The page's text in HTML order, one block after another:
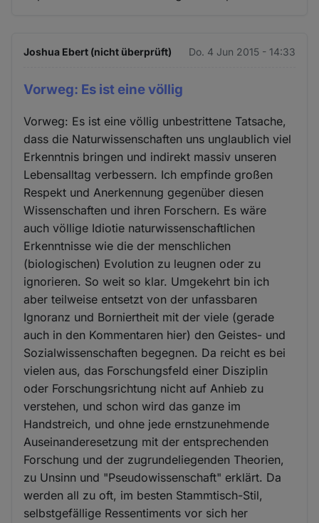
Joshua Ebert (nicht überprüft) Do. 4 Jun 2015 - 14:33
Vorweg: Es ist eine völlig
Vorweg: Es ist eine völlig unbestrittene Tatsache,
dass die Naturwissenschaften uns unglaublich viel
Erkenntnis bringen und indirekt massiv unseren
Lebensalltag verbessern. Ich empfinde großen
Respekt und Anerkennung gegenüber diesen
Wissenschaften und ihren Forschern. Es wäre
auch völlige Idiotie naturwissenschaftlichen
Erkenntnisse wie die der menschlichen
(biologischen) Evolution zu leugnen oder zu
ignorieren. So weit so klar. Umgekehrt bin ich
aber teilweise entsetzt von der unfassbaren
Ignoranz und Borniertheit mit der viele (gerade
auch in den Kommentaren hier) den Geistes- und
Sozialwissenschaften begegnen. Da reicht es bei
vielen aus, das Forschungsfeld einer Disziplin
oder Forschungsrichtung nicht auf Anhieb zu
verstehen, und schon wird das ganze im
Handstreich, und ohne jede ernstzunehmende
Auseinanderesetzung mit der entsprechenden
Forschung und der zugrundeliegenden Theorien,
zu Unsinn und "Pseudowissenschaft" erklärt. Da
werden all zu oft, im besten Stammtisch-Stil,
selbstgefällige Ressentiments vor sich her